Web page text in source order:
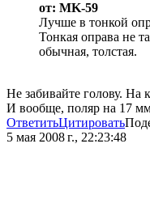
от: MK-59
Лучше в тонкой
Тонкая оправа не
обычная, толстая.
Не забивайте голову. На
И вообще, поляр на 17
ОтветитьЦитировать
5 мая 2008 г., 22:23:48